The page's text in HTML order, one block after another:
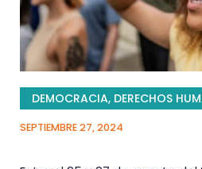
DEMOCRACIA, DERECHOS
SEPTIEMBRE 27, 2024